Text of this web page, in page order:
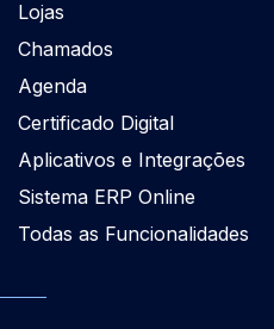
Lojas
Chamados
Agenda
Certificado Digital
Aplicativos e Integrações
Sistema ERP Online
Todas as Funcionalidades